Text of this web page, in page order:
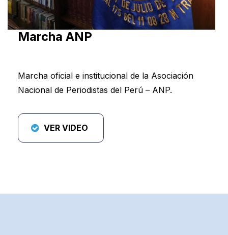
Marcha ANP
Marcha oficial e institucional de la Asociación
Nacional de Periodistas del Perú – ANP.
VER VIDEO